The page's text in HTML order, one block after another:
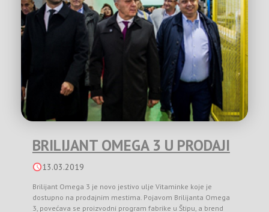
BRILIJANT OMEGA 3 U PRODAJI
13.03.2019
Brilijant Omega 3 je novo jestivo ulje Vitaminke koje je
dostupno na prodajnim mestima. Pojavom Brilijanta Omega
3, povećava se proizvodni program fabrike u Štipu, a brend